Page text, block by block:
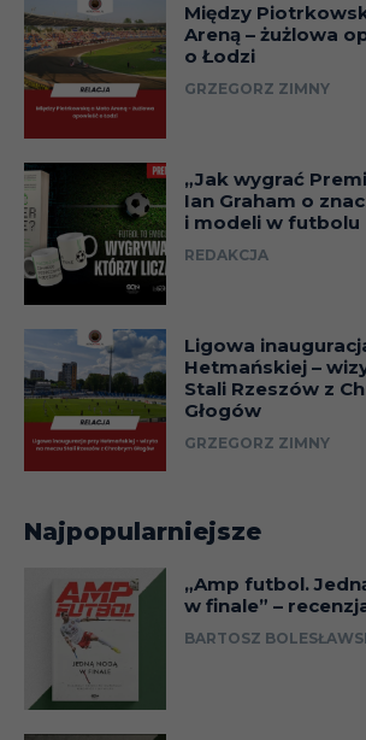
Między
Areną – żużlowa
o Łodzi
GRZEGORZ ZIMNY
„Jak wygrać
Ian Graham o
i modeli w futbolu
REDAKCJA
Ligowa
Hetmańskiej –
Stali Rzeszów z
Głogów
GRZEGORZ ZIMNY
Najpopularniejsze
„Amp futbol.
w finale” –
BARTOSZ